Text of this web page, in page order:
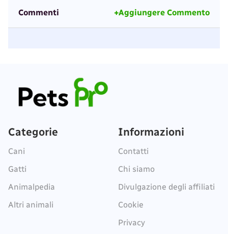
Commenti +Aggiungere Commento
Categorie
Cani
Gatti
Animalpedia
Altri animali
Informazioni
Contatti
Chi siamo
Divulgazione degli affiliati
Cookie
Privacy